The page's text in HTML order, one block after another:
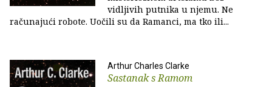
vidljivih putnika u njemu. Ne
računajući robote. Uočili su da Ramanci, ma tko ili...
Arthur Charles Clarke
Sastanak s Ramom